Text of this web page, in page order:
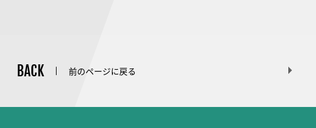
BACK 前のページに戻る